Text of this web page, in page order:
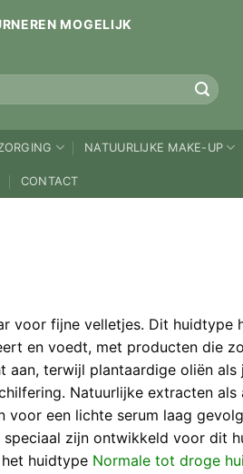
MOGELIJK
NATUURLIJKE MAKE-UP
CONTACT
voor fijne velletjes. Dit huidtype
en voedt, met producten die
terwijl plantaardige oliën
Natuurlijke extracten
een lichte serum laag
zijn ontwikkeld voor dit
huidtype Normale tot droge